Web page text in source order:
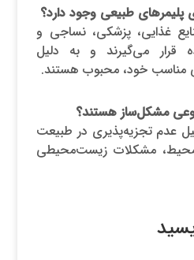
طبیعی وجود دارد؟
پزشکی، نساجی و
می‌گیرند و به دلیل
خود، محبوب هستند.
مشکل‌ساز هستند؟
تجزیه‌پذیری در طبیعت
مشکلات زیست‌محیطی